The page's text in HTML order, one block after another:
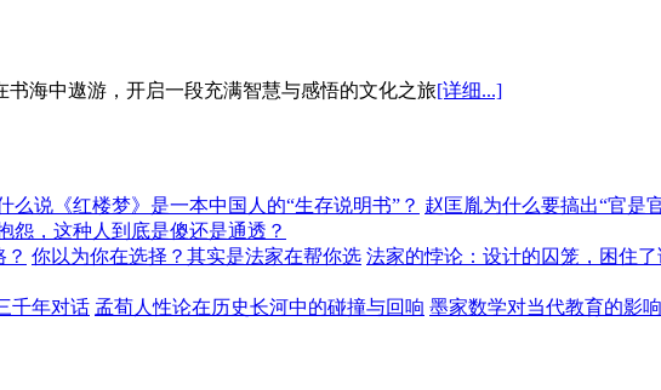
海中遨游，开启一段充满智慧与感悟的文化之旅[详细...]
么说《红楼梦》是一本中国人的“生存说明书”？ 赵匡胤为什么要搞出“官是
怨，这种人到底是傻还是通透？
你以为你在选择？其实是法家在帮你选 法家的悖论：设计的囚笼，困住了
千年对话 孟荀人性论在历史长河中的碰撞与回响 墨家数学对当代教育的影响